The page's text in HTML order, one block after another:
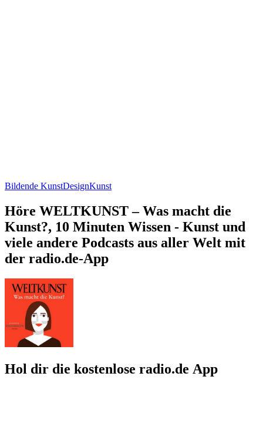
Bildende KunstDesignKunst
Höre WELTKUNST – Was macht die
Kunst?, 10 Minuten Wissen - Kunst und
viele andere Podcasts aus aller Welt mit
der radio.de-App
Hol dir die kostenlose radio.de App